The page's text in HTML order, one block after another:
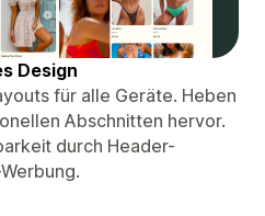
Design
für alle Geräte. Heben
Abschnitten hervor.
durch Header-